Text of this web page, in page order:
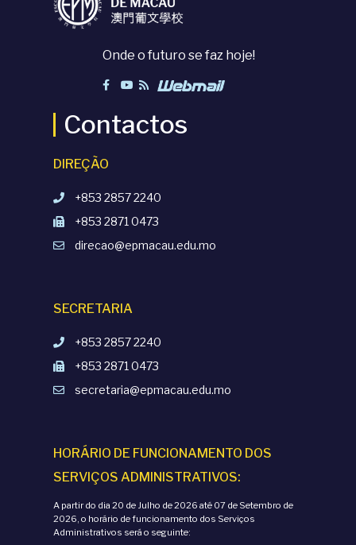
Onde o futuro se faz hoje!
Contactos
DIREÇÃO
+853 2857 2240
+853 2871 0473
direcao@epmacau.edu.mo
SECRETARIA
+853 2857 2240
+853 2871 0473
secretaria@epmacau.edu.mo
HORÁRIO DE FUNCIONAMENTO DOS
SERVIÇOS ADMINISTRATIVOS:
A partir do dia 20 de Julho de 2026 até 07 de Setembro de
2026, o horário de funcionamento dos Serviços
Administrativos será o seguinte: